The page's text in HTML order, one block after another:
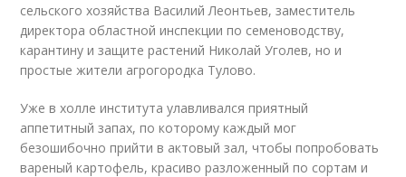
сельского хозяйства Василий Леонтьев, заместитель
директора областной инспекции по семеноводству,
карантину и защите растений Николай Уголев, но и
простые жители агрогородка Тулово.
Уже в холле института улавливался приятный
аппетитный запах, по которому каждый мог
безошибочно прийти в актовый зал, чтобы попробовать
вареный картофель, красиво разложенный по сортам и